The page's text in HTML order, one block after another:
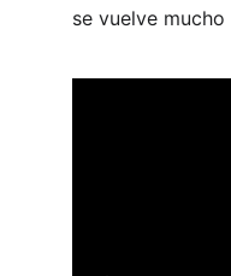
se vuelve